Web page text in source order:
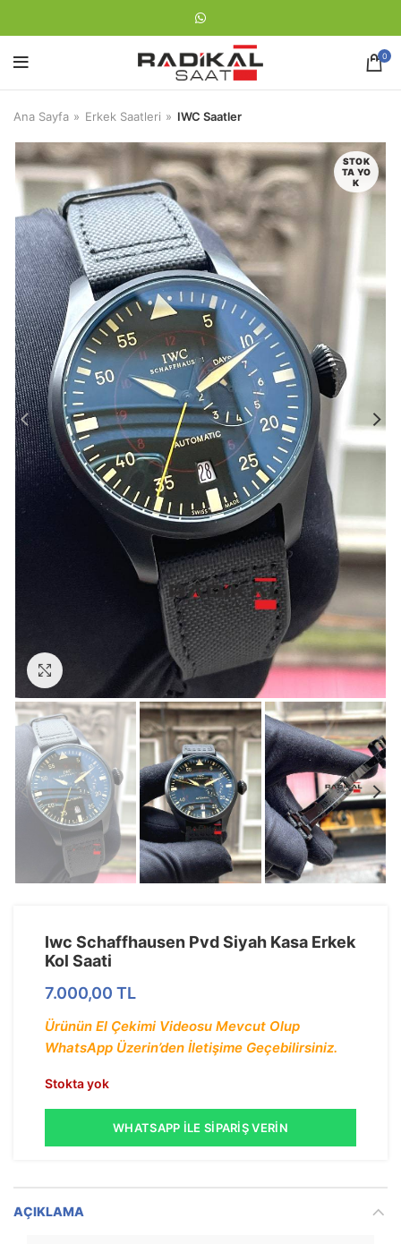
0
Ana Sayfa Erkek Saatleri IWC Saatler
STOK
TA YO
K
Görseli Büyütün
Iwc Schaffhausen Pvd Siyah Kasa Erkek
Kol Saati
7.000,00 TL
Ürünün El Çekimi Videosu Mevcut Olup
WhatsApp Üzerin’den İletişime Geçebilirsiniz.
Stokta yok
WHATSAPP İLE SIPARIŞ VERIN
AÇIKLAMA